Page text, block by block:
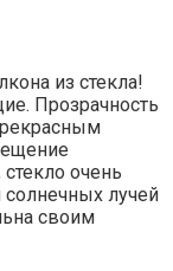
из стекла!
Прозрачность
очень
солнечных лучей
своим